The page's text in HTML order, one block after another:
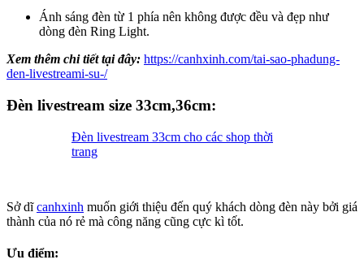
Ánh sáng đèn từ 1 phía nên không được đều và đẹp như
dòng đèn Ring Light.
Xem thêm chi tiết tại đây: https://canhxinh.com/tai-sao-phadung-
den-livestreami-su-/
Đèn livestream size 33cm,36cm:
Đèn livestream 33cm cho các shop thời
trang
Sở dĩcanhxinh muốn giới thiệu đến quý khách dòng đèn này bởi giá
thành của nó rẻ mà công năng cũng cực kì tốt.
Ưu điểm: